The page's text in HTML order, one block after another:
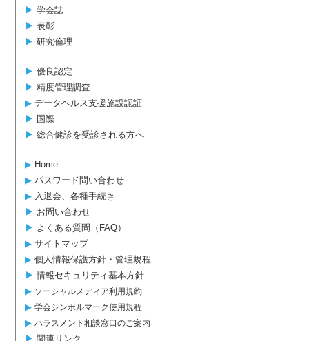
▶︎ 学会誌
▶︎ 表彰
▶︎ 研究倫理
▶︎ 優良認定
▶︎ 精度管理調査
▶︎ データヘルス支援施設認証
▶︎ 国際
▶︎ 総合健診を受診される方へ
▶︎ Home
▶︎ パスワード問い合わせ
▶︎ 入退会、各種手続き
▶︎ お問い合わせ
▶︎ よくある質問（FAQ）
▶︎ サイトマップ
▶︎ 個人情報保護方針・管理規程
▶︎ 情報セキュリティ基本方針
▶︎ ソーシャルメディア利用規約
▶︎ 学会シンボルマーク使用規程
▶︎ ハラスメント相談窓口のご案内
▶︎ 関連リンク